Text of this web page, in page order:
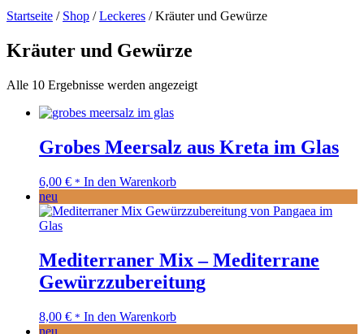
Startseite / Shop /Leckeres / Kräuter und Gewürze
Kräuter und Gewürze
Alle 10 Ergebnisse werden angezeigt
Grobes Meersalz aus Kreta im Glas
6,00 € * In den Warenkorb
neu
Mediterraner Mix – Mediterrane
Gewürzzubereitung
8,00 € * In den Warenkorb
neu